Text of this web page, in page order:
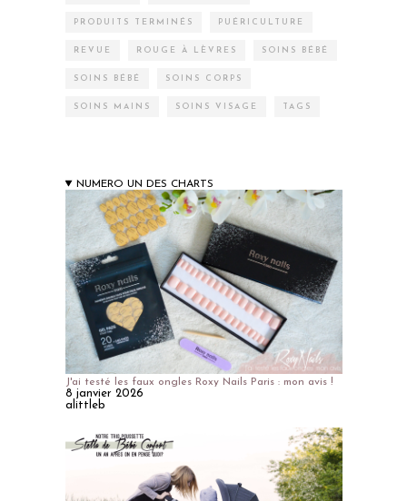
PRODUITS TERMINÉS PUÉRICULTURE
REVUE ROUGE À LÈVRES SOINS BÉBÉ
SOINS BÉBÉ SOINS CORPS
SOINS MAINS SOINS VISAGE TAGS
NUMERO UN DES CHARTS
J'ai testé les faux ongles Roxy Nails Paris : mon avis !
8 janvier 2026
alittleb